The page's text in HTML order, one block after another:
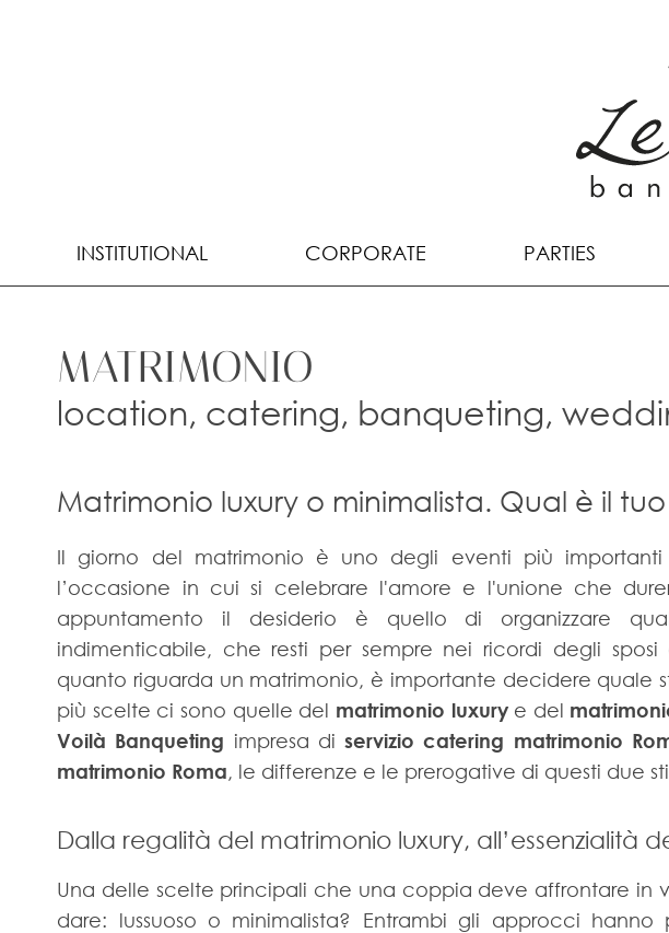
INSTITUTIONAL CORPORATE PARTIES
MATRIMONIO
location, catering, banqueting,
Matrimonio luxury o minimalista. Qual è il tuo
Il giorno del matrimonio è uno degli eventi più
l’occasione in cui si celebrare l'amore e l'unione che
appuntamento il desiderio è quello di organizzare
indimenticabile, che resti per sempre nei ricordi degli
quanto riguarda un matrimonio, è importante decidere quale
più scelte ci sono quelle del matrimonio luxurye del
Voilà Banqueting impresa diservizio catering matrimonio
matrimonio Roma, le differenze e le prerogative di questi due
Dalla regalità del matrimonio luxury, all’essenzialità
Una delle scelte principali che una coppia deve affrontare in
dare: lussuoso o minimalista? Entrambi gli approcci